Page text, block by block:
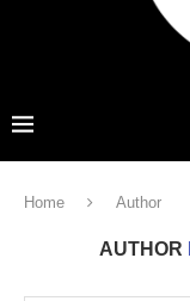
Home Author
AUTHOR